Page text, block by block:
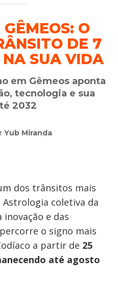
O
DE 7
SUA VIDA
em Gêmeos aponta
tecnologia e sua
2032
Yub Miranda
dos trânsitos mais
Astrologia coletiva da
e das
o signo mais
a partir de 25
até agosto